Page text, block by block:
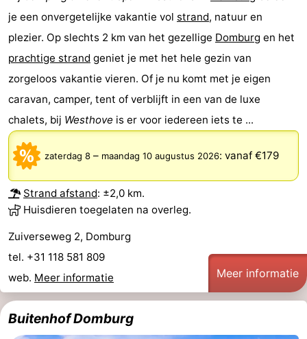
Route
-
Parkeren
Reisboekenwinkel
Nieuws
Medische
adressen
Regio
Zeeland
Schouwen-
Renesse
-
je een onvergetelijke vakantie vol strand, natuur en
plezier. Op slechts 2 km van het gezellige Domburg en het
prachtige strand geniet je met het hele gezin van
zorgeloos vakantie vieren. Of je nu komt met je eigen
caravan, camper, tent of verblijft in een van de luxe
chalets, bij Westhove is er voor iedereen iets te ...
zaterdag 8 – maandag 10 augustus 2026: vanaf €179
Strand afstand: ±2,0 km.
Huisdieren toegelaten na overleg.
Zuiverseweg 2, Domburg
tel. +31 118 581 809
web. Meer informatie Meer informatie
Buitenhof Domburg